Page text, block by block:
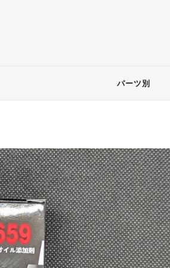
パーツ別